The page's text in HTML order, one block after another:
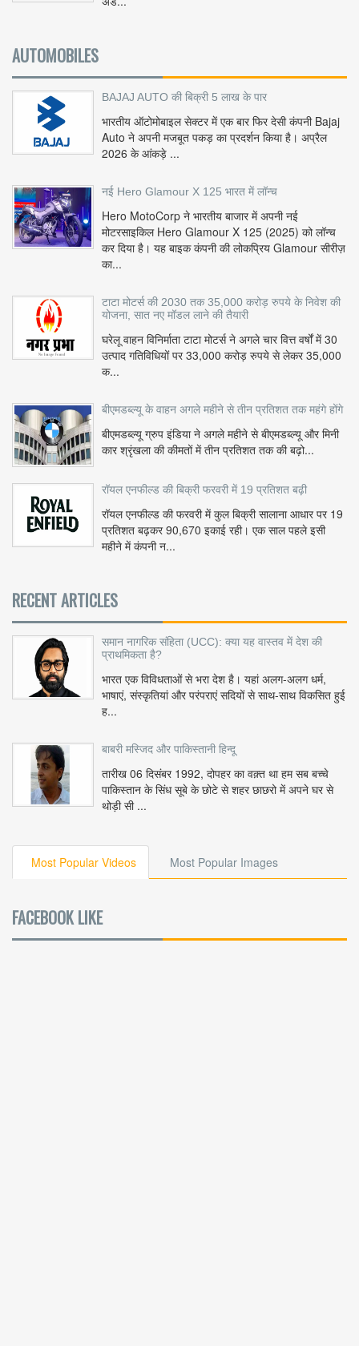
AUTOMOBILES
BAJAJ AUTO की बिक्री 5 लाख के पार
भारतीय ऑटोमोबाइल सेक्टर में एक बार फिर देसी कंपनी Bajaj
Auto ने अपनी मजबूत पकड़ का प्रदर्शन किया है। अप्रैल
2026 के आंकड़े ...
नई Hero Glamour X 125 भारत में लॉन्च
Hero MotoCorp ने भारतीय बाजार में अपनी नई
मोटरसाइकिल Hero Glamour X 125 (2025) को लॉन्च
कर दिया है। यह बाइक कंपनी की लोकप्रिय Glamour सीरीज़
का...
टाटा मोटर्स की 2030 तक 35,000 करोड़ रुपये के निवेश की
योजना, सात नए मॉडल लाने की तैयारी
घरेलू वाहन विनिर्माता टाटा मोटर्स ने अगले चार वित्त वर्षों में 30
उत्पाद गतिविधियों पर 33,000 करोड़ रुपये से लेकर 35,000
क...
बीएमडब्ल्यू के वाहन अगले महीने से तीन प्रतिशत तक महंगे होंगे
बीएमडब्ल्यू ग्रुप इंडिया ने अगले महीने से बीएमडब्ल्यू और मिनी
कार श्रृंखला की कीमतों में तीन प्रतिशत तक की बढ़ो...
रॉयल एनफील्ड की बिक्री फरवरी में 19 प्रतिशत बढ़ी
रॉयल एनफील्ड की फरवरी में कुल बिक्री सालाना आधार पर 19
प्रतिशत बढ़कर 90,670 इकाई रही। एक साल पहले इसी
महीने में कंपनी न...
RECENT ARTICLES
समान नागरिक संहिता (UCC): क्या यह वास्तव में देश की
प्राथमिकता है?
भारत एक विविधताओं से भरा देश है। यहां अलग-अलग धर्म,
भाषाएं, संस्कृतियां और परंपराएं सदियों से साथ-साथ विकसित हुई
ह...
बाबरी मस्जिद और पाकिस्तानी हिन्दू
तारीख 06 दिसंबर 1992, दोपहर का वक़्त था हम सब बच्चे
पाकिस्तान के सिंध सूबे के छोटे से शहर छाछरो में अपने घर से
थोड़ी सी ...
Most Popular Videos Most Popular Images
FACEBOOK LIKE